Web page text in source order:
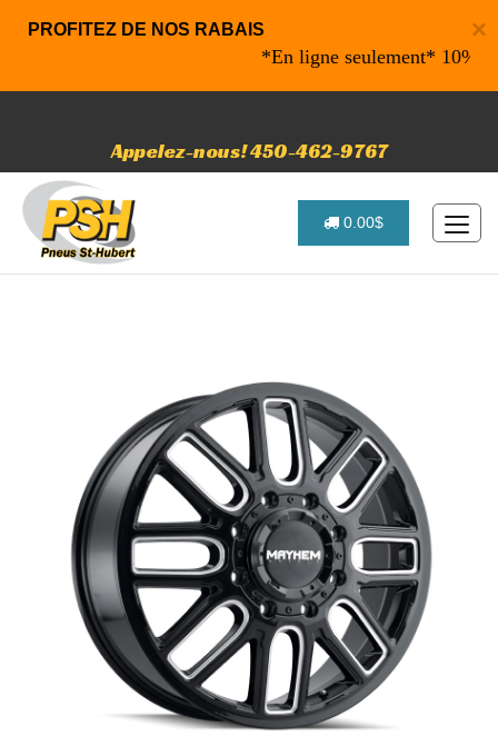
×
PROFITEZ DE NOS RABAIS
*En ligne seulement* 10% de
Appelez-nous! 450-462-9767
0.00$